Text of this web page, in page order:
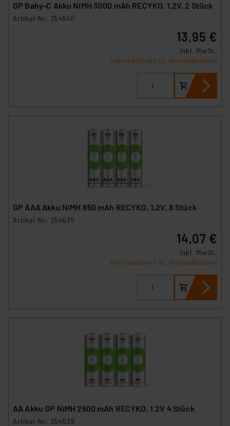
GP Baby-C Akku NiMH 3000 mAh RECYKO, 1,2V, 2 Stück
Artikel-Nr. 254540
13,95 €
inkl. MwSt.
Informationen zu Versandkosten
GP AAA Akku NiMH 850 mAh RECYKO, 1,2V, 8 Stück
Artikel-Nr. 254535
14,07 €
inkl. MwSt.
Informationen zu Versandkosten
AA Akku GP NiMH 2600 mAh RECYKO, 1,2V 4 Stück
Artikel-Nr. 254539